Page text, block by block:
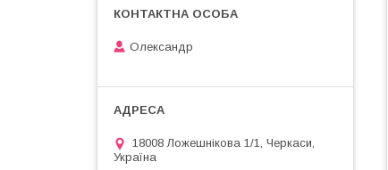
Олександр
18008 Ложешнікова 1/1, Черкаси,
Україна